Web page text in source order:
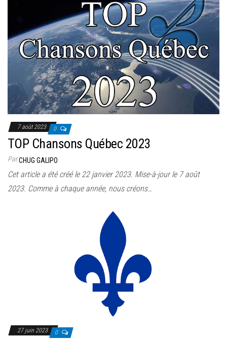
7 août 2023 0
TOP Chansons Québec 2023
ParCHUG GALIPO
Cet article a été créé le 22 janvier 2023. Mise-à-jour le 7 août
2023. Comme à chaque année, nous créons…
27 juin 2023 0